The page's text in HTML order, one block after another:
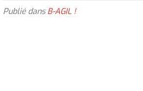
Publié dansB-AGIL !